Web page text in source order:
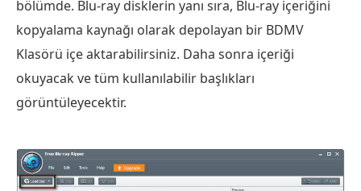
bölümde. Blu-ray disklerin yanı sıra, Blu-ray içeriğini
kopyalama kaynağı olarak depolayan bir BDMV
Klasörü içe aktarabilirsiniz. Daha sonra içeriği
okuyacak ve tüm kullanılabilir başlıkları
görüntüleyecektir.